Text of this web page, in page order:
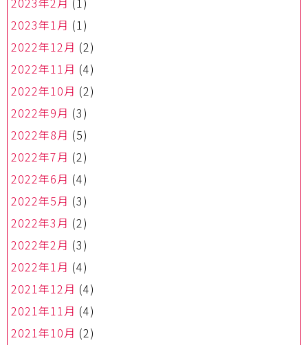
2023年1月 (1)
2022年12月 (2)
2022年11月 (4)
2022年10月 (2)
2022年9月 (3)
2022年8月 (5)
2022年7月 (2)
2022年6月 (4)
2022年5月 (3)
2022年3月 (2)
2022年2月 (3)
2022年1月 (4)
2021年12月 (4)
2021年11月 (4)
2021年10月 (2)